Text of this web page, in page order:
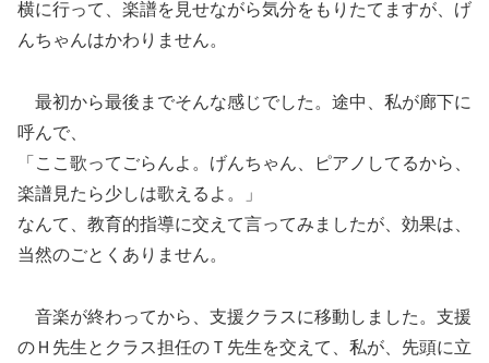
横に行って、楽譜を見せながら気分をもりたてますが、げ
んちゃんはかわりません。
最初から最後までそんな感じでした。途中、私が廊下に
呼んで、
「ここ歌ってごらんよ。げんちゃん、ピアノしてるから、
楽譜見たら少しは歌えるよ。」
なんて、教育的指導に交えて言ってみましたが、効果は、
当然のごとくありません。
音楽が終わってから、支援クラスに移動しました。支援
のＨ先生とクラス担任のＴ先生を交えて、私が、先頭に立